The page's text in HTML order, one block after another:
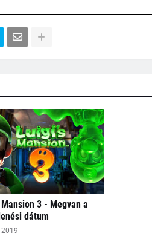
Mansion 3 - Megvan a
dátum